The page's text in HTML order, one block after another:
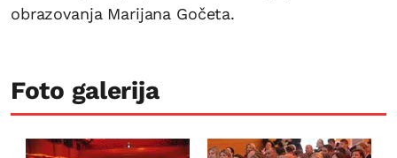
obrazovanja Marijana Gočeta.
Foto galerija